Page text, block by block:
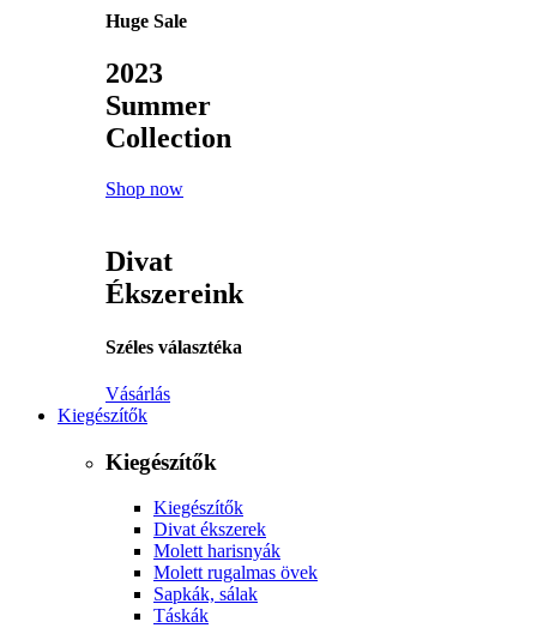
Huge Sale
2023
Summer
Collection
Shop now
Divat
Ékszereink
Széles választéka
Vásárlás
Kiegészítők
Kiegészítők
Kiegészítők
Divat ékszerek
Molett harisnyák
Molett rugalmas övek
Sapkák, sálak
Táskák